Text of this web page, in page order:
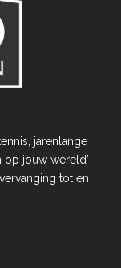
jarenlange
op jouw wereld’
tot en